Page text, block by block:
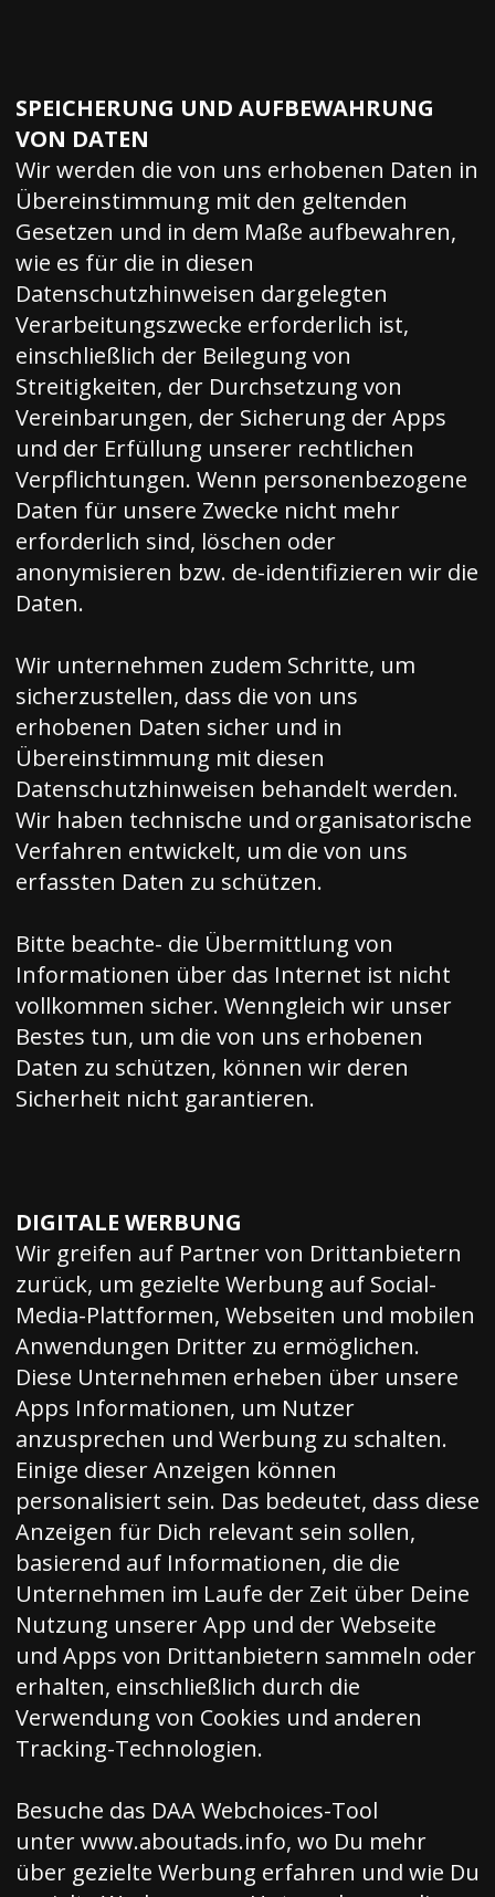
SPEICHERUNG UND AUFBEWAHRUNG
VON DATEN
Wir werden die von uns erhobenen Daten in
Übereinstimmung mit den geltenden
Gesetzen und in dem Maße aufbewahren,
wie es für die in diesen
Datenschutzhinweisen dargelegten
Verarbeitungszwecke erforderlich ist,
einschließlich der Beilegung von
Streitigkeiten, der Durchsetzung von
Vereinbarungen, der Sicherung der Apps
und der Erfüllung unserer rechtlichen
Verpflichtungen. Wenn personenbezogene
Daten für unsere Zwecke nicht mehr
erforderlich sind, löschen oder
anonymisieren bzw. de-identifizieren wir die
Daten.
Wir unternehmen zudem Schritte, um
sicherzustellen, dass die von uns
erhobenen Daten sicher und in
Übereinstimmung mit diesen
Datenschutzhinweisen behandelt werden.
Wir haben technische und organisatorische
Verfahren entwickelt, um die von uns
erfassten Daten zu schützen.
Bitte beachte- die Übermittlung von
Informationen über das Internet ist nicht
vollkommen sicher. Wenngleich wir unser
Bestes tun, um die von uns erhobenen
Daten zu schützen, können wir deren
Sicherheit nicht garantieren.
DIGITALE WERBUNG
Wir greifen auf Partner von Drittanbietern
zurück, um gezielte Werbung auf Social-
Media-Plattformen, Webseiten und mobilen
Anwendungen Dritter zu ermöglichen.
Diese Unternehmen erheben über unsere
Apps Informationen, um Nutzer
anzusprechen und Werbung zu schalten.
Einige dieser Anzeigen können
personalisiert sein. Das bedeutet, dass diese
Anzeigen für Dich relevant sein sollen,
basierend auf Informationen, die die
Unternehmen im Laufe der Zeit über Deine
Nutzung unserer App und der Webseite
und Apps von Drittanbietern sammeln oder
erhalten, einschließlich durch die
Verwendung von Cookies und anderen
Tracking-Technologien.
Besuche das DAA Webchoices-Tool
unterwww.aboutads.info, wo Du mehr
über gezielte Werbung erfahren und wie Du